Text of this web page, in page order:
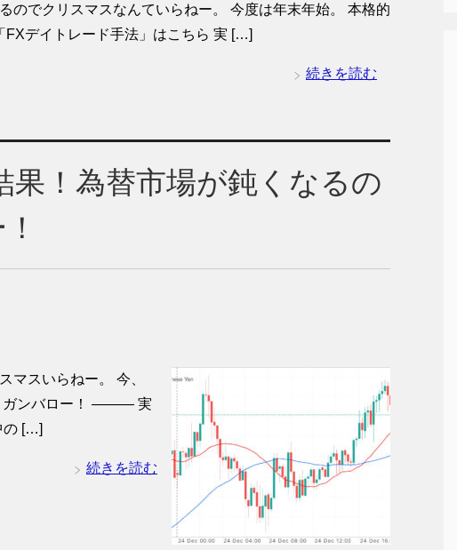
のでクリスマスなんていらねー。 今度は年末年始。 本格的
デイトレード手法」はこちら 実 […]
続きを読む
果！為替市場が鈍くなるの
マスいらねー。 今、
ガンバロー！ ——— 実
の […]
続きを読む